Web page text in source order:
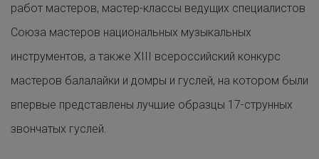
работ мастеров, мастер-классы ведущих специалистов
Союза мастеров национальных музыкальных
инструментов, а также XIII всероссийский конкурс
мастеров балалайки и домры и гуслей, на котором были
впервые представлены лучшие образцы 17-струнных
звончатых гуслей.